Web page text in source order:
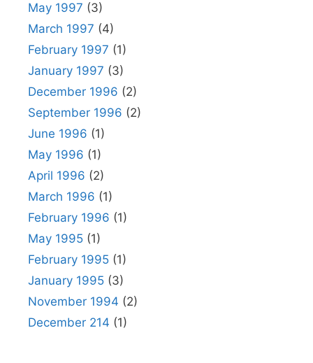
May 1997 (3)
March 1997 (4)
February 1997 (1)
January 1997 (3)
December 1996 (2)
September 1996 (2)
June 1996 (1)
May 1996 (1)
April 1996 (2)
March 1996 (1)
February 1996 (1)
May 1995 (1)
February 1995 (1)
January 1995 (3)
November 1994 (2)
December 214 (1)